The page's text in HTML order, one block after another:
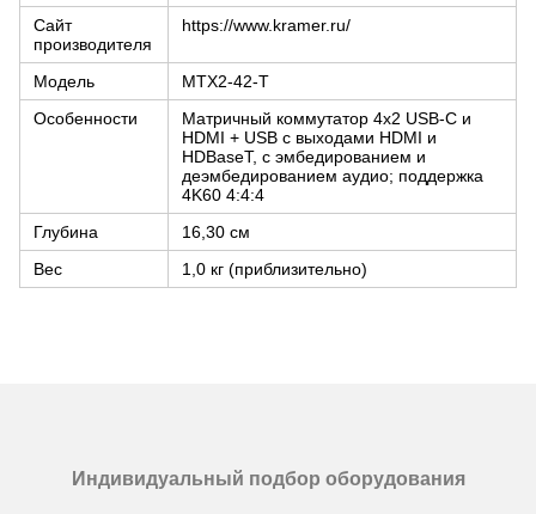
Сайт
производителя
https://www.kramer.ru/
Модель
MTX2-42-T
Особенности
Матричный коммутатор 4х2 USB-C и
HDMI + USB с выходами HDMI и
HDBaseT, с эмбедированием и
деэмбедированием аудио; поддержка
4K60 4:4:4
Глубина
16,30 см
Вес
1,0 кг (приблизительно)
Индивидуальный подбор оборудования